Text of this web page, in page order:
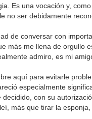
Es una vocación y,
no ser debidamente
de conversar con
más me llena de orgullo
admiro, es mi
aquí para evitarle
especialmente
decidido, con su
más que tirar la esponja,